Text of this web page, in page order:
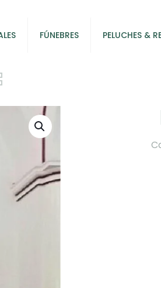
FÚNEBRES PELUCHES &